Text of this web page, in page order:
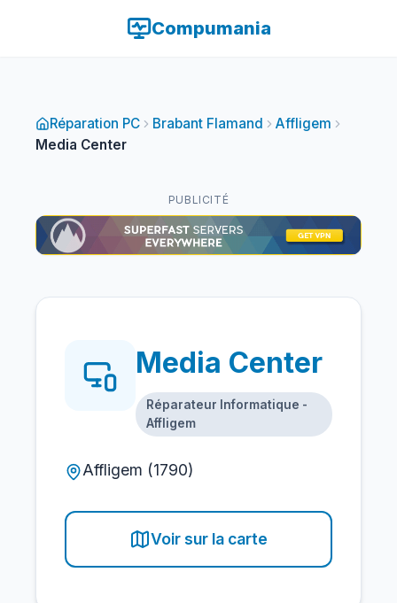
Compumania
Réparation PC Brabant Flamand
Affligem
Media Center
PUBLICITÉ
Media Center
Réparateur Informatique -
Affligem
Affligem (1790)
Voir sur la carte